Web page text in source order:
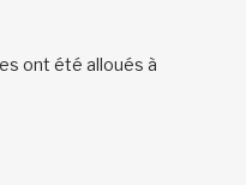
ont été alloués à